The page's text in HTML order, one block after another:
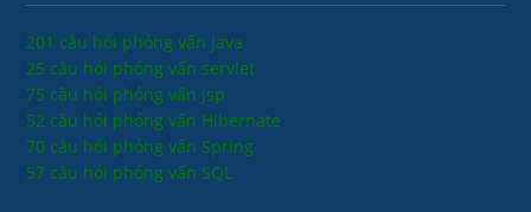
201 câu hỏi phỏng vấn java
25 câu hỏi phỏng vấn servlet
75 câu hỏi phỏng vấn jsp
52 câu hỏi phỏng vấn Hibernate
70 câu hỏi phỏng vấn Spring
57 câu hỏi phỏng vấn SQL